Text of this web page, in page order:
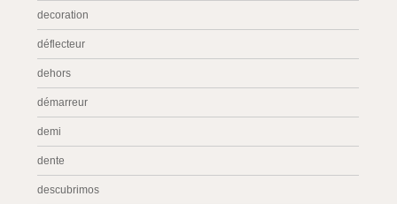
decoration
déflecteur
dehors
démarreur
demi
dente
descubrimos